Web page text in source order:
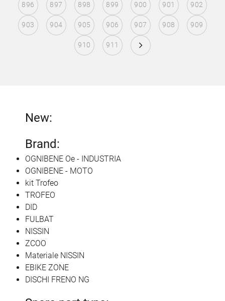
896 897 898 899 900 901 902
903 904 905 906 907 908 909
910 911
New:
Brand:
OGNIBENE Oe - INDUSTRIA
OGNIBENE - MOTO
kit Trofeo
TROFEO
DID
FULBAT
NISSIN
ZCOO
Materiale NISSIN
EBIKE ZONE
DISCHI FRENO NG